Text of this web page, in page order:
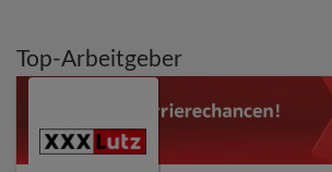
Top-Arbeitgeber